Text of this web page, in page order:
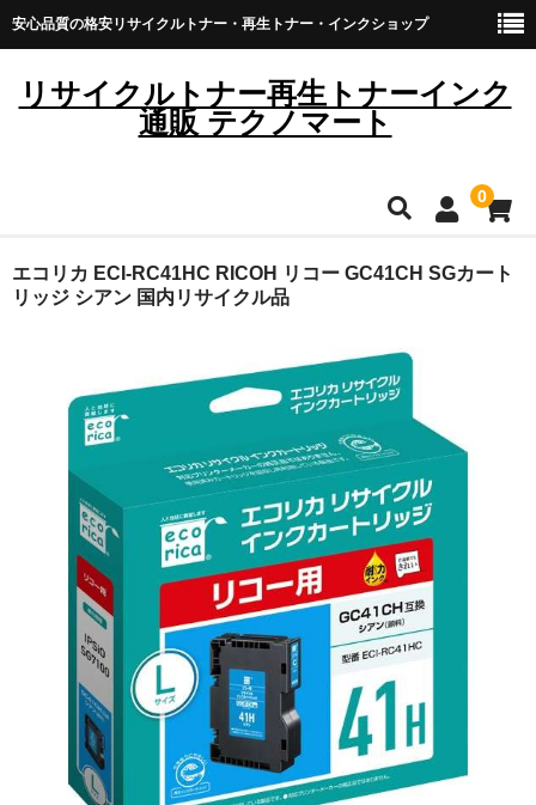
安心品質の格安リサイクルトナー・再生トナー・インクショップ
リサイクルトナー再生トナーインク
通販 テクノマート
0
HOME
キヤノン
ブラザー
リコー
富士フイルムBI
エプソン
富士通
エコリカ ECI-RC41HC RICOH リコー GC41CH SGカート
リッジ シアン 国内リサイクル品